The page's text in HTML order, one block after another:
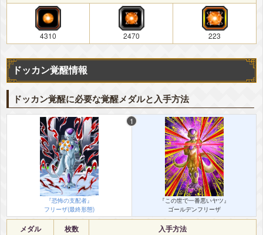
4310 2470 223
ドッカン覚醒情報
ドッカン覚醒に必要な覚醒メダルと入手方法
『恐怖の支配者』
フリーザ(最終形態)
『この世で一番悪いヤツ』
ゴールデンフリーザ
メダル 枚数 入手方法